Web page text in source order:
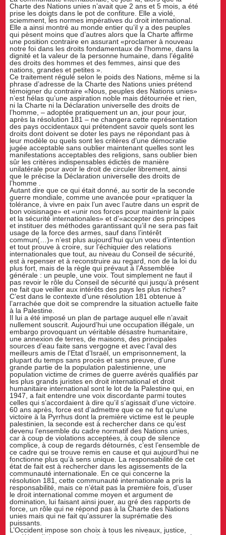
Charte des Nations unies n’avait que 2 ans et 5 mois, a été
prise les doigts dans le pot de confiture. Elle a violé,
sciemment, les normes impératives du droit international.
Elle a ainsi montré au monde entier qu’il y a des peuples
qui pèsent moins que d’autres alors que la Charte affirme
une position contraire en assurant «proclamer à nouveau
notre foi dans les droits fondamentaux de l’homme, dans la
dignité et la valeur de la personne humaine, dans l’égalité
des droits des hommes et des femmes, ainsi que des
nations, grandes et petites ».
Ce traitement régulé selon le poids des Nations, même si la
phrase d’adresse de la Charte des Nations unies prétend
témoigner du contraire «Nous, peuples des Nations unies»
n’est hélas qu’une aspiration noble mais détournée et rien,
ni la Charte ni la Déclaration universelle des droits de
l’homme, – adoptée pratiquement un an, jour pour jour,
après la résolution 181 – ne changera cette représentation
des pays occidentaux qui prétendent savoir quels sont les
droits dont doivent se doter les pays ne répondant pas à
leur modèle ou quels sont les critères d’une démocratie
jugée acceptable sans oublier maintenant quelles sont les
manifestations acceptables des religions, sans oublier bien
sûr les critères indispensables édictés de manière
unilatérale pour avoir le droit de circuler librement, ainsi
que le précise la Déclaration universelle des droits de
l’homme .
Autant dire que ce qui était donné, au sortir de la seconde
guerre mondiale, comme une avancée pour «pratiquer la
tolérance, à vivre en paix l’un avec l’autre dans un esprit de
bon voisisnage» et «unir nos forces pour maintenir la paix
et la sécurité internationales» et d’«accepter des principes
et instituer des méthodes garantissant qu’il ne sera pas fait
usage de la force des armes, sauf dans l’intérêt
commun(…)» n’est plus aujourd’hui qu’un voeu d’intention
et tout prouve à croire, sur l’échiquier des relations
internationales que tout, au niveau du Conseil de sécurité,
est à repenser et à reconstruire au regard, non de la loi du
plus fort, mais de la règle qui prévaut à l’Assemblée
générale : un peuple, une voix. Tout simplement ne faut il
pas revoir le rôle du Conseil de sécurité qui jusqu’à présent
ne fait que veiller aux intérêts des pays les plus riches?
C’est dans le contexte d’une résolution 181 obtenue à
l’arrachée que doit se comprendre la situation actuelle faite
à la Palestine.
Il lui a été imposé un plan de partage auquel elle n’avait
nullement souscrit. Aujourd’hui une occupation illégale, un
embargo provoquant un véritable désastre humanitaire,
une annexion de terres, de maisons, des principales
sources d’eau faite sans vergogne et avec l’aval des
meilleurs amis de l’Etat d’Israël, un emprisonnement, la
plupart du temps sans procès et sans preuve, d’une
grande partie de la population palestinienne, une
population victime de crimes de guerre avérés qualifiés par
les plus grands juristes en droit international et droit
humanitaire international sont le lot de la Palestine qui, en
1947, a fait entendre une voix discordante parmi toutes
celles qui s’accordaient à dire qu’il s’agissait d’une victoire.
60 ans après, force est d’admettre que ce ne fut qu’une
victoire à la Pyrrhus dont la première victime est le peuple
palestinien, la seconde est à rechercher dans ce qu’est
devenu l’ensemble du cadre normatif des Nations unies,
car à coup de violations acceptées, à coup de silence
complice, à coup de regards détournés, c’est l’ensemble de
ce cadre qui se trouve remis en cause et qui aujourd’hui ne
fonctionne plus qu’à sens unique. La responsabilité de cet
état de fait est à rechercher dans les agissements de la
communauté internationale. En ce qui concerne la
résolution 181, cette communauté internationale a pris la
responsabilité, mais ce n’était pas la première fois, d’user
le droit international comme moyen et argument de
domination, lui faisant ainsi jouer, au gré des rapports de
force, un rôle qui ne répond pas à la Charte des Nations
unies mais qui ne fait qu’assurer la suprématie des
puissants.
L’Occident impose son choix à tous les niveaux, justice,